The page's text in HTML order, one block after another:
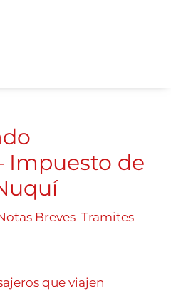
Impuesto de
Breves Tramites
que viajen